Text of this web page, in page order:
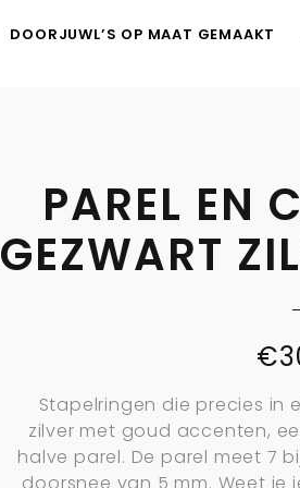
DOORJUWL’S OP MAAT GEMAAKT
PAREL EN
GEZWART
€
Stapelringen die precies in
zilver met goud accenten,
halve parel. De parel meet 7